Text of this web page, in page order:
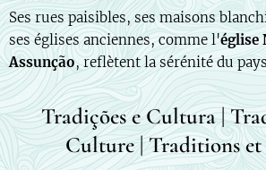
Ses rues paisibles, ses maisons
ses églises anciennes, comme l'église
Assunção, reflètent la sérénité du
Tradições e Cultura |
Culture | Traditions